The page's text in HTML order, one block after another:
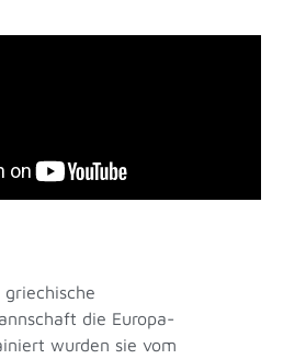
die Europa-
wurden sie vom